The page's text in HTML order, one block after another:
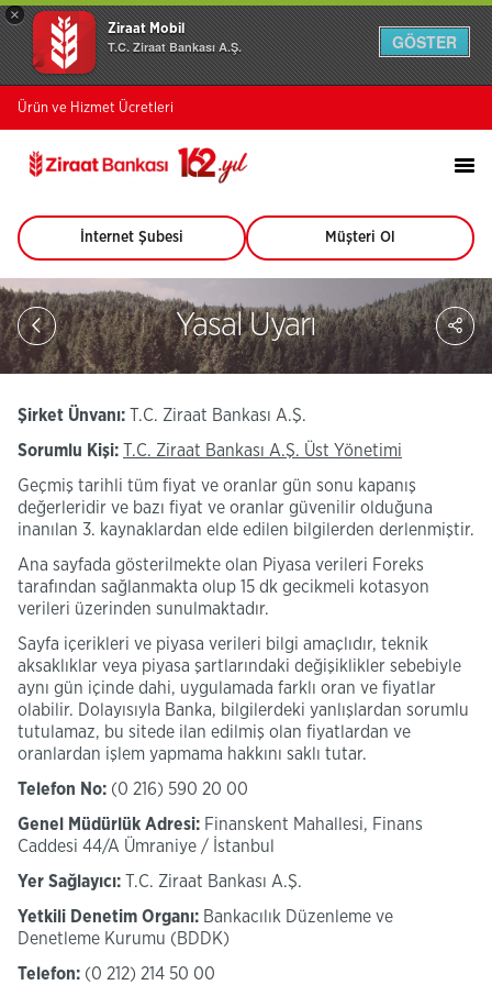
×
Ziraat Mobil
T.C. Ziraat Bankası A.Ş. GÖSTER
Ürün ve Hizmet Ücretleri
İnternet Şubesi
(Bu
sayfa
yeni
pencerede
açılacaktır)
Müşteri Ol
(Bu
sayfa
yeni
pencerede
açılacaktır)
Yasal Uyarı
Şirket Ünvanı: T.C. Ziraat Bankası A.Ş.
Sorumlu Kişi: T.C. Ziraat Bankası A.Ş. Üst Yönetimi
Geçmiş tarihli tüm fiyat ve oranlar gün sonu kapanış
değerleridir ve bazı fiyat ve oranlar güvenilir olduğuna
inanılan 3. kaynaklardan elde edilen bilgilerden derlenmiştir.
Ana sayfada gösterilmekte olan Piyasa verileri Foreks
tarafından sağlanmakta olup 15 dk gecikmeli kotasyon
verileri üzerinden sunulmaktadır.
Sayfa içerikleri ve piyasa verileri bilgi amaçlıdır, teknik
aksaklıklar veya piyasa şartlarındaki değişiklikler sebebiyle
aynı gün içinde dahi, uygulamada farklı oran ve fiyatlar
olabilir. Dolayısıyla Banka, bilgilerdeki yanlışlardan sorumlu
tutulamaz, bu sitede ilan edilmiş olan fiyatlardan ve
oranlardan işlem yapmama hakkını saklı tutar.​​​​​
Telefon No: (0 216) 590 20 00
Genel Müdürlük Adresi: Finanskent Mahallesi, Finans
Caddesi 44/A Ümraniye / İstanbul
Yer Sağlayıcı: T.C. Ziraat Bankası A.Ş.
Yetkili Denetim Organı: Bankacılık Düzenleme ve
Denetleme Kurumu (BDDK)
Telefon: (0 212) 214 50 00